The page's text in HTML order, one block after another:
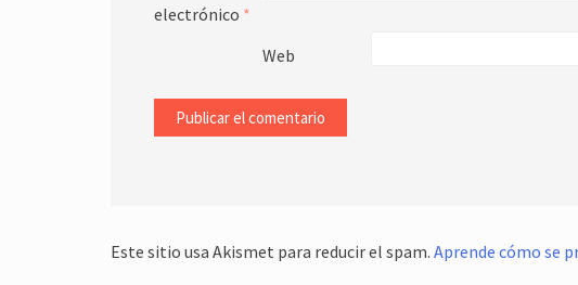
electrónico *
Web
Este sitio usa Akismet para reducir el spam. Aprende cómo se